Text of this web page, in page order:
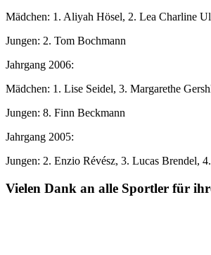
Mädchen: 1. Aliyah Hösel, 2. Lea Charline
Jungen: 2. Tom Bochmann
Jahrgang 2006:
Mädchen: 1. Lise Seidel, 3. Margarethe
Jungen: 8. Finn Beckmann
Jahrgang 2005:
Jungen: 2. Enzio Révész, 3. Lucas Brendel,
Vielen Dank an alle Sportler für